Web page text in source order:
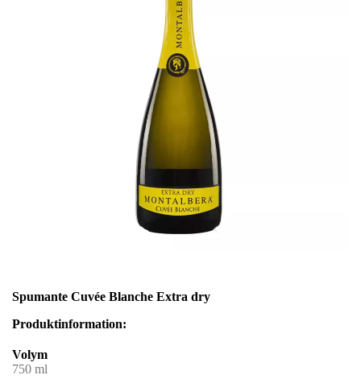
Spumante Cuvée Blanche Extra dry
Produktinformation:
Volym
750 ml